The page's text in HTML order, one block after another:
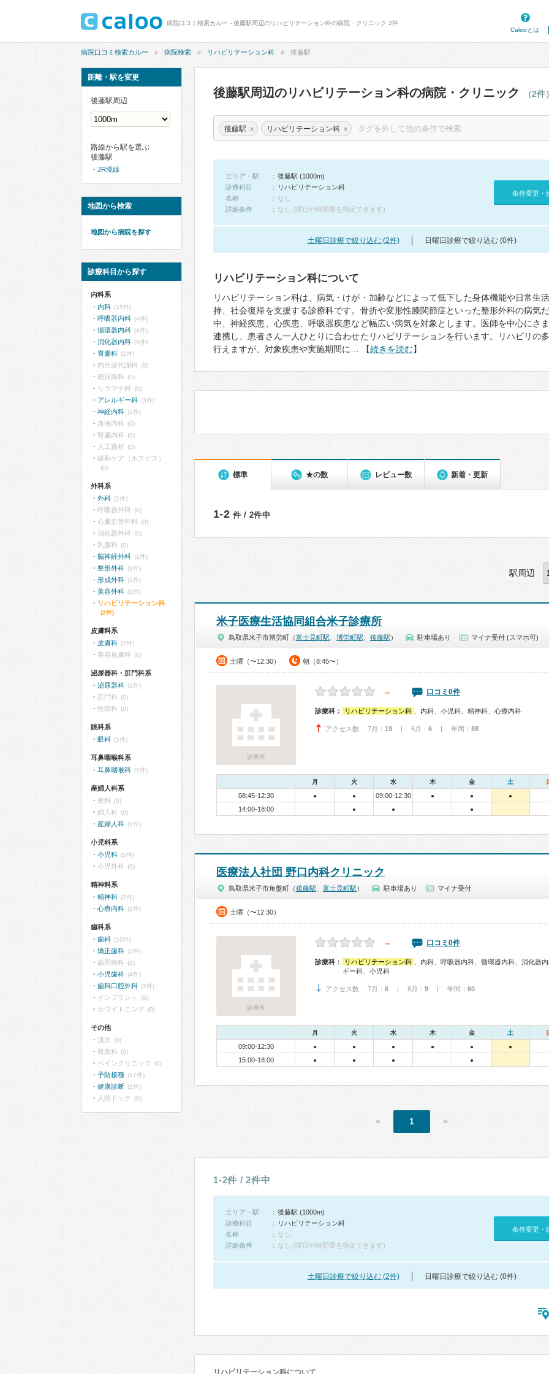
病院口コミ検索カルー - 後藤駅周辺のリハビリテーション科の病院・クリニック 2件
Calooとは
病院口コミ検索カルー 病院検索 リハビリテーション科 後藤駅
後藤駅周辺のリハビリテーション科の病院・クリニック （2件
後藤駅 × リハビリテーション科 ×
エリア・駅
後藤駅 (1000m)
診療科目
リハビリテーション科
名称
なし
詳細条件
なし (曜日や時間帯を指定できます)
条件変更・
土曜日診療で絞り込む (2件) 日曜日診療で絞り込む (0件)
リハビリテーション科について
リハビリテーション科は、病気・けが・加齢などによって低下した身体機能や日常生
持、社会復帰を支援する診療科です。骨折や変形性膝関節症といった整形外科の病気
中、神経疾患、心疾患、呼吸器疾患など幅広い病気を対象とします。医師を中心にさ
連携し、患者さん一人ひとりに合わせたリハビリテーションを行います。リハビリの
行えますが、対象疾患や実施期間に… 【続きを読む】
標準 ★の数 レビュー数 新着・更新
1-2 件 / 2件中
駅周辺
米子医療生活協同組合米子診療所
鳥取県米子市博労町（富士見町駅 博労町駅 後藤駅 ） 駐車場あり マイナ受付 (スマホ可)
土曜（〜12:30） 朝（8:45〜）
診療所
－ 口コミ0件
診療科： リハビリテーション科 、内科、小児科、精神科、心療内科
アクセス数 7月： 19 | 6月： 6 | 年間： 88
月 火 水 木 金 土
08:45-12:30 ● ● 09:00-12:30 ● ● ●
14:00-18:00 ● ● ●
医療法人社団 野口内科クリニック
鳥取県米子市角盤町（後藤駅 富士見町駅 ） 駐車場あり マイナ受付
土曜（〜12:30）
診療所
－ 口コミ0件
診療科： リハビリテーション科
、内科、呼吸器内科、循環器内科、消化器
ギー科、小児科
アクセス数 7月： 6 | 6月： 9 | 年間： 60
月 火 水 木 金 土
09:00-12:30 ● ● ● ● ● ●
15:00-18:00 ● ● ● ●
« 1 »
1-2件 / 2件中
エリア・駅
後藤駅 (1000m)
診療科目
リハビリテーション科
名称
なし
詳細条件
なし (曜日や時間帯を指定できます)
条件変更・
土曜日診療で絞り込む (2件) 日曜日診療で絞り込む (0件)
リハビリテーション科について
距離・駅を変更
後藤駅周辺
路線から駅を選ぶ
後藤駅
JR境線
地図から検索
地図から病院を探す
診療科目から探す
内科系
内科 (15件)
呼吸器内科 (4件)
循環器内科 (4件)
消化器内科 (5件)
胃腸科 (1件)
内分泌代謝科 (0)
糖尿病科 (0)
リウマチ科 (0)
アレルギー科 (3件)
神経内科 (1件)
血液内科 (0)
腎臓内科 (0)
人工透析 (0)
緩和ケア（ホスピス）
(0)
外科系
外科 (1件)
呼吸器外科 (0)
心臓血管外科 (0)
消化器外科 (0)
乳腺科 (0)
脳神経外科 (1件)
整形外科 (1件)
形成外科 (1件)
美容外科 (1件)
リハビリテーション科
(2件)
皮膚科系
皮膚科 (2件)
美容皮膚科 (0)
泌尿器科・肛門科系
泌尿器科 (1件)
肛門科 (0)
性病科 (0)
眼科系
眼科 (1件)
耳鼻咽喉科系
耳鼻咽喉科 (1件)
産婦人科系
産科 (0)
婦人科 (0)
産婦人科 (1件)
小児科系
小児科 (5件)
小児外科 (0)
精神科系
精神科 (2件)
心療内科 (2件)
歯科系
歯科 (10件)
矯正歯科 (3件)
歯周病科 (0)
小児歯科 (4件)
歯科口腔外科 (2件)
インプラント (0)
ホワイトニング (0)
その他
漢方 (0)
救急科 (0)
ペインクリニック (0)
予防接種 (17件)
健康診断 (1件)
人間ドック (0)